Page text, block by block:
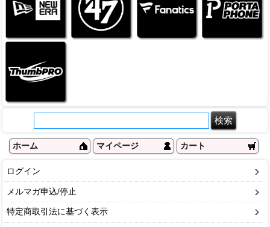
ホーム マイページ カート
ログイン
メルマガ申込/停止
特定商取引法に基づく表示